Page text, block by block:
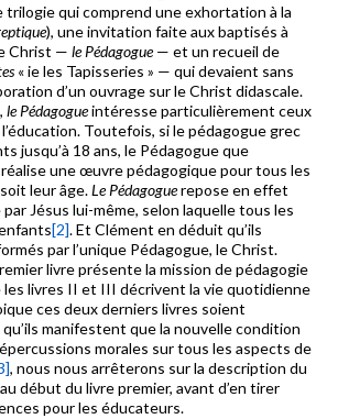
trilogie qui comprend une exhortation à la
), une invitation faite aux baptisés à
Christ — le Pédagogue— et un recueil de
« ie les Tapisseries » — qui devaient sans
d’un ouvrage sur le Christ didascale.
le Pédagogueintéresse particulièrement ceux
Toutefois, si le pédagogue grec
jusqu’à 18 ans, le Pédagogue que
une œuvre pédagogique pour tous les
leur âge.Le Pédagoguerepose en effet
par Jésus lui-même, selon laquelle tous les
[2]. Et Clément en déduit qu’ils
par l’unique Pédagogue, le Christ.
livre présente la mission de pédagogie
les livres II et III décrivent la vie quotidienne
ces deux derniers livres soient
manifestent que la nouvelle condition
morales sur tous les aspects de
, nous nous arrêterons sur la description du
début du livre premier, avant d’en tirer
pour les éducateurs.